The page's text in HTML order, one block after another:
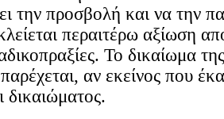
την προσβολή και να την
περαιτέρω αξίωση
αδικοπραξίες. Το δικαίωμα
αν εκείνος που
δικαιώματος.